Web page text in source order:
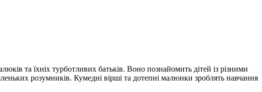
та їхніх турботливих батьків. Воно познайомить дітей із різними
розумників. Кумедні вірші та дотепні малюнки зроблять навчання